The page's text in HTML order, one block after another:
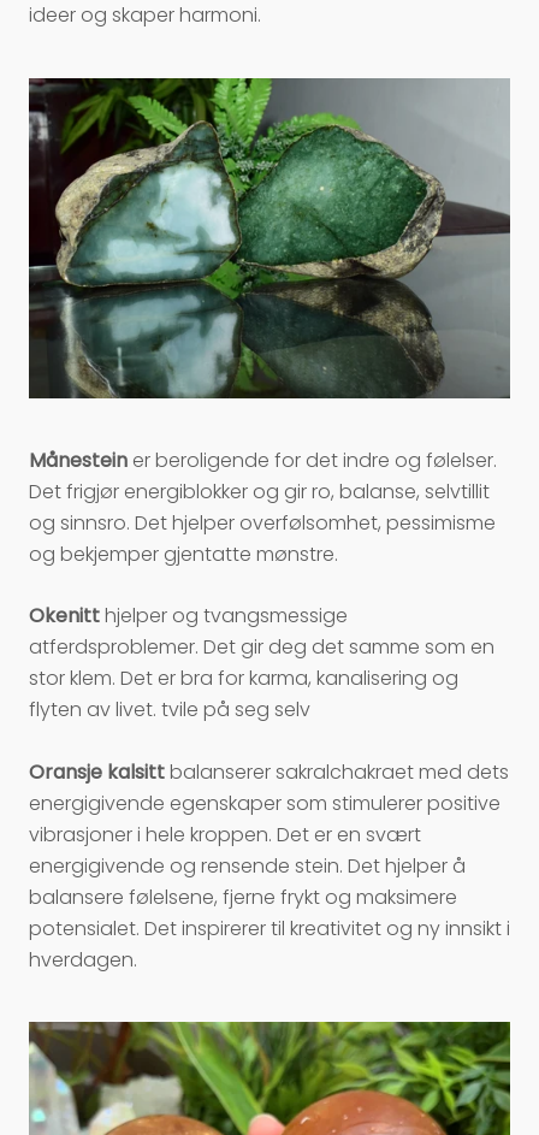
ideer og skaper harmoni.
Månestein er beroligende for det indre og følelser.
Det frigjør energiblokker og gir ro, balanse, selvtillit
og sinnsro. Det hjelper overfølsomhet, pessimisme
og bekjemper gjentatte mønstre.
Okenitthjelper og tvangsmessige
atferdsproblemer. Det gir deg det samme som en
stor klem. Det er bra for karma, kanalisering og
flyten av livet. tvile på seg selv
Oransje kalsittbalanserer sakralchakraet med dets
energigivende egenskaper som stimulerer positive
vibrasjoner i hele kroppen. Det er en svært
energigivende og rensende stein. Det hjelper å
balansere følelsene, fjerne frykt og maksimere
potensialet. Det inspirerer til kreativitet og ny innsikt i
hverdagen.